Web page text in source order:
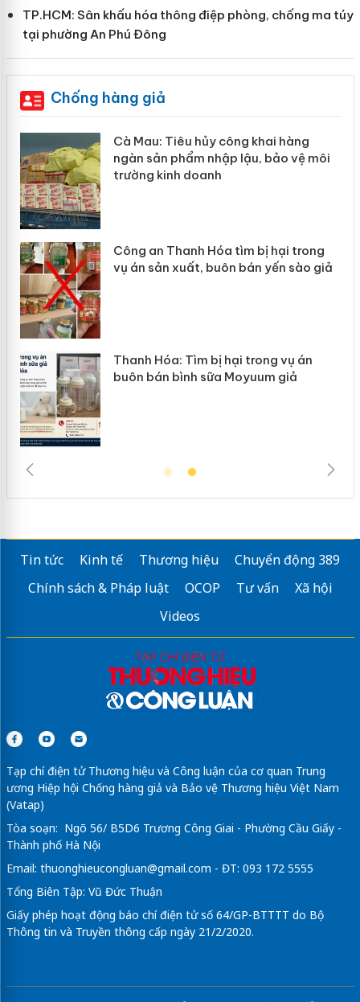
TP.HCM: Sân khấu hóa thông điệp phòng, chống ma túy
tại phường An Phú Đông
Chống hàng giả
Cà Mau: Tiêu hủy công khai hàng
ngàn sản phẩm nhập lậu, bảo vệ môi
trường kinh doanh
Công an Thanh Hóa tìm bị hại trong
vụ án sản xuất, buôn bán yến sào giả
Thanh Hóa: Tìm bị hại trong vụ án
buôn bán bình sữa Moyuum giả
Tin tức Kinh tế Thương hiệu
Chuyển động 389
Chính sách & Pháp luật
OCOP Tư vấn
Xã hội
Videos
Tạp chí điện tử Thương hiệu và Công luận của cơ quan Trung
ương Hiệp hội Chống hàng giả và Bảo vệ Thương hiệu Việt Nam
(Vatap)
Tòa soạn: Ngõ 56/ B5D6 Trương Công Giai - Phường Cầu Giấy -
Thành phố Hà Nội
Email: thuonghieucongluan@gmail.com - ĐT: 093 172 5555
Tổng Biên Tập: Vũ Đức Thuận
Giấy phép hoạt động báo chí điện tử số 64/GP-BTTTT do Bộ
Thông tin và Truyền thông cấp ngày 21/2/2020.